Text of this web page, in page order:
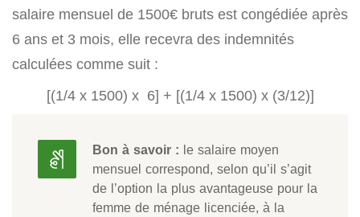
salaire mensuel de 1500€ bruts est congédiée après
6 ans et 3 mois, elle recevra des indemnités
calculées comme suit :
[(1/4 x 1500) x 6] + [(1/4 x 1500) x (3/12)]
Bon à savoir : le salaire moyen
mensuel correspond, selon qu’il s’agit
de l’option la plus avantageuse pour la
femme de ménage licenciée, à la